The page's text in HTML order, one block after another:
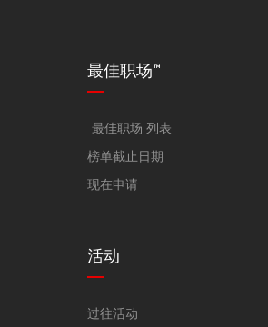
最佳职场™
最佳职场 列表
榜单截止日期
现在申请
活动
过往活动